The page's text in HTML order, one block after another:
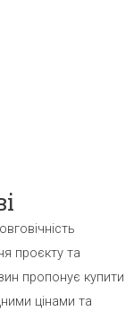
проєкту та
пропонує купити
цінами та